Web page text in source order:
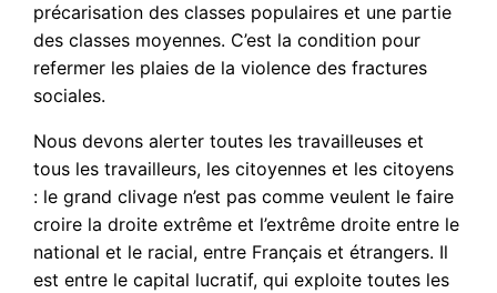
précarisation des classes populaires et une partie
des classes moyennes. C’est la condition pour
refermer les plaies de la violence des fractures
sociales.
Nous devons alerter toutes les travailleuses et
tous les travailleurs, les citoyennes et les citoyens
: le grand clivage n’est pas comme veulent le faire
croire la droite extrême et l’extrême droite entre le
national et le racial, entre Français et étrangers. Il
est entre le capital lucratif, qui exploite toutes les